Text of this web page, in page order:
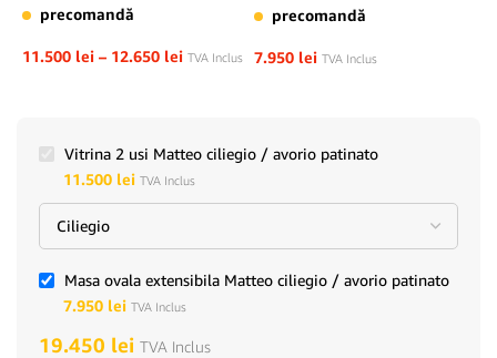
precomandă
11.500 lei – 12.650 lei TVA Inclus
patinato
precomandă
7.950 lei TVA Inclus
Vitrina 2 usi Matteo ciliegio / avorio patinato
11.500 lei TVA Inclus
Masa ovala extensibila Matteo ciliegio / avorio patinato
7.950 lei TVA Inclus
19.450 lei TVA Inclus